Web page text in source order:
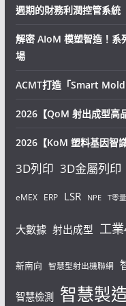
週期的財務利潤控管系統
解密 AIoM 模塑智造！系
場
ACMT打造「Smart
2026【QoM 射出成型高
2026【KoM 塑料基因智
3D列印 3D金屬列印
eMEX ERP LSR NPE T零
大數據 射出成型 工
新南向 智慧型射出機聯網
智慧檢測 智慧製